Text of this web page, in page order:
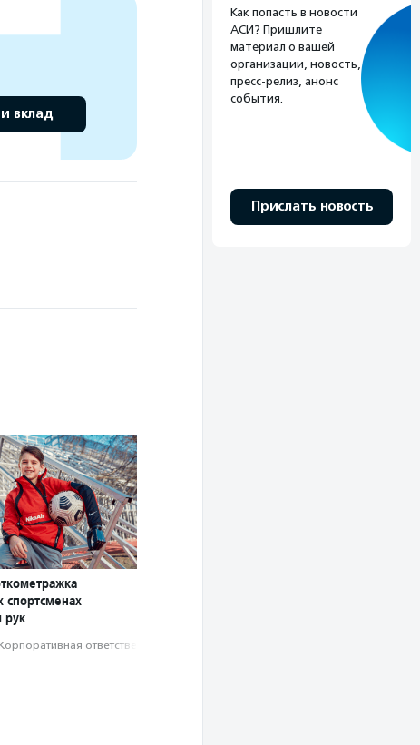
вклад
спортсменах
рук
Корпоративная ответственность
Как попасть в новости
АСИ? Пришлите
материал о вашей
организации, новость,
пресс-релиз, анонс
события.
Прислать новость